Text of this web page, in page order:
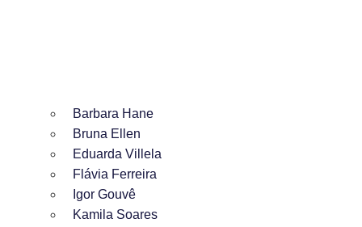
Barbara Hane
Bruna Ellen
Eduarda Villela
Flávia Ferreira
Igor Gouvê
Kamila Soares